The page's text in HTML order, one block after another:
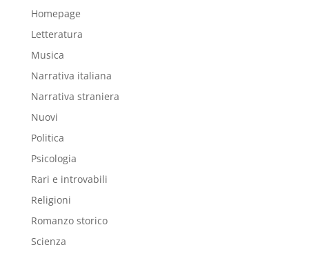
Homepage
Letteratura
Musica
Narrativa italiana
Narrativa straniera
Nuovi
Politica
Psicologia
Rari e introvabili
Religioni
Romanzo storico
Scienza